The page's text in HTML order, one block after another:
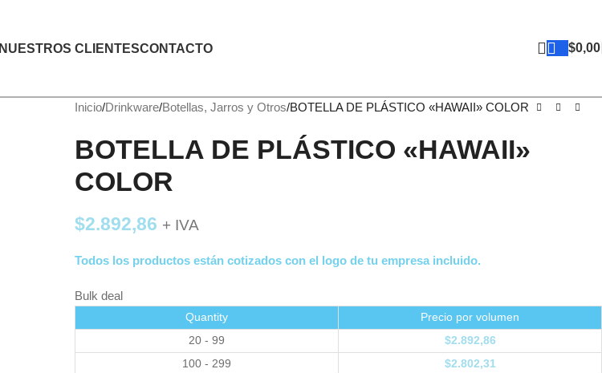
NUESTROS CLIENTESCONTACTO $0,00
Inicio Drinkware Botellas, Jarros y Otros BOTELLA DE PLÁSTICO «HAWAII» COLOR
BOTELLA DE PLÁSTICO «HAWAII»
COLOR
$2.892,86 + IVA
Todos los productos están cotizados con el logo de tu empresa incluido.
Bulk deal
Quantity
Precio por volumen
20 - 99
$2.892,86
100 - 299
$2.802,31